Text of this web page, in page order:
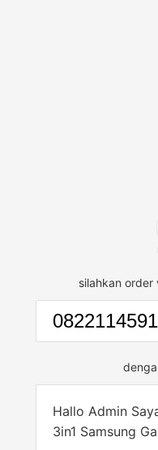
silahkan order
Hallo Admin
3in1 Samsung